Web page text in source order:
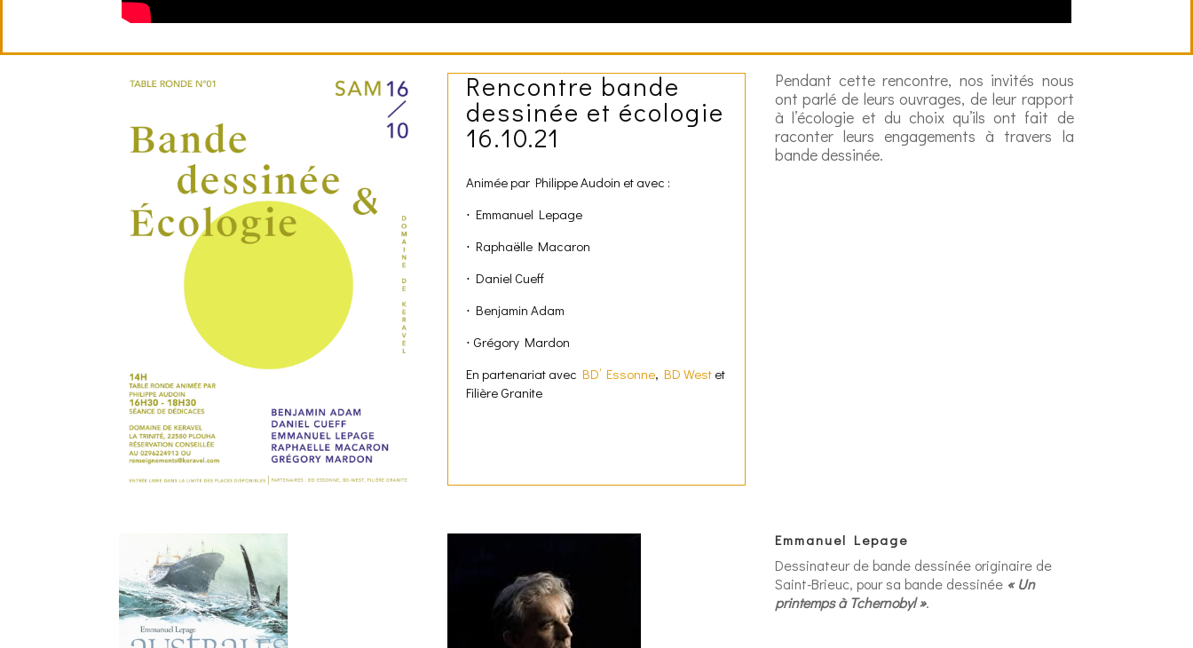
Rencontre bande
dessinée et écologie
16.10.21
Animée par Philippe Audoin et avec :
⋅ Emmanuel Lepage
⋅ Raphaëlle Macaron
⋅ Daniel Cueff
⋅ Benjamin Adam
⋅ Grégory Mardon
En partenariat avec BD’ Essonne, BD Westet
Filière Granite
Pendant cette rencontre, nos invités nous
ont parlé de leurs ouvrages, de leur rapport
à l’écologie et du choix qu’ils ont fait de
raconter leurs engagements à travers la
bande dessinée.
Emmanuel Lepage
Dessinateur de bande dessinée originaire de
Saint-Brieuc, pour sa bande dessinée « Un
printemps à Tchernobyl ».